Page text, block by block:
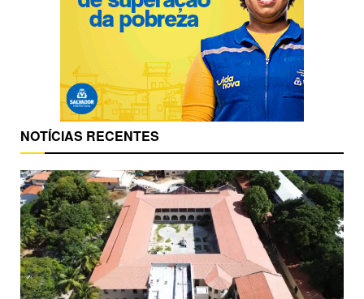
NOTÍCIAS RECENTES